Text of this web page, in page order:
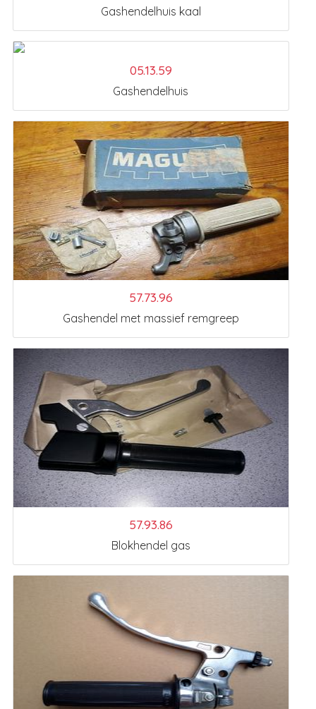
Gashendelhuis kaal
05.13.59
Gashendelhuis
57.73.96
Gashendel met massief remgreep
57.93.86
Blokhendel gas